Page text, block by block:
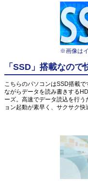
※画像はイ
「SSD」搭載なの
こちらのパソコンはSSD搭載
ながらデータを読み書きする
ーズ。高速でデータ読込を行
ョン起動が素早く、サクサク快